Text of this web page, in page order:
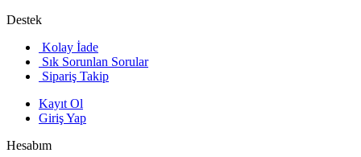
Destek
Kolay İade
Sık Sorunlan Sorular
Sipariş Takip
Kayıt Ol
Giriş Yap
Hesabım